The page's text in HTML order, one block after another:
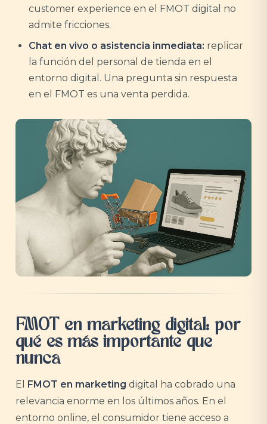
customer experience en el FMOT digital no
admite fricciones.
Chat en vivo o asistencia inmediata: replicar
la función del personal de tienda en el
entorno digital. Una pregunta sin respuesta
en el FMOT es una venta perdida.
FMOT en marketing digital: por
qué es más importante que
nunca
El FMOT en marketing digital ha cobrado una
relevancia enorme en los últimos años. En el
entorno online, el consumidor tiene acceso a